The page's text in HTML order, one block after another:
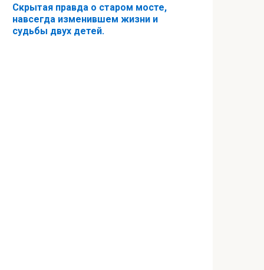
Скрытая правда о старом мосте,
навсегда изменившем жизни и
судьбы двух детей.